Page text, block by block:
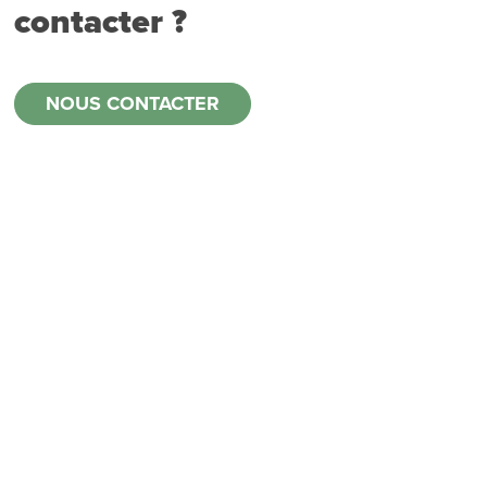
contacter ?
NOUS CONTACTER